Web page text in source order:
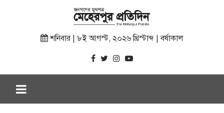
শনিবার | ৮ই আগস্ট, ২০২৬ খ্রিস্টাব্দ | বর্ষাকাল